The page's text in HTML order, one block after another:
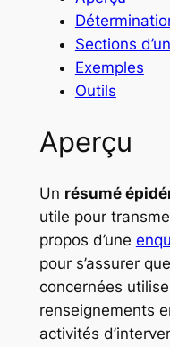
Sections
Exemples
Outils
Aperçu
Un résumé
utile pour
propos d’une
pour s’assurer
concernées
renseignements
activités